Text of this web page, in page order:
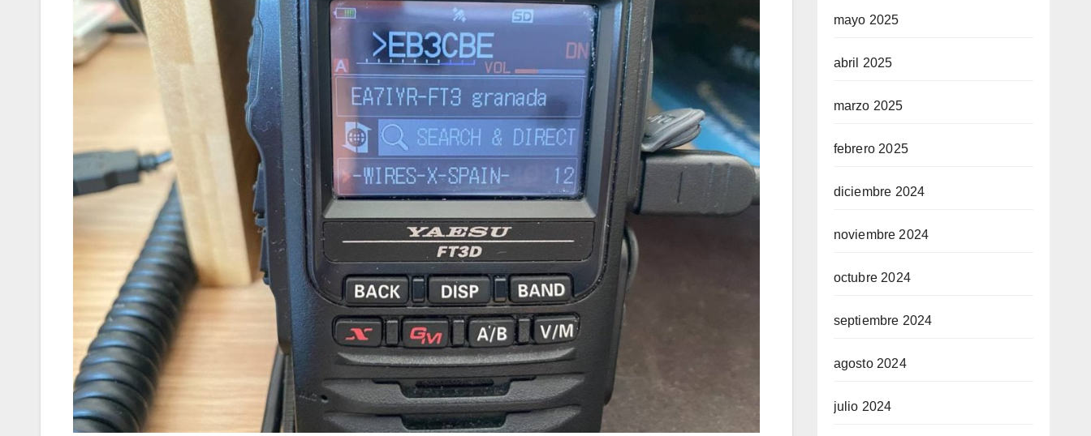
mayo 2025
abril 2025
marzo 2025
febrero 2025
diciembre 2024
noviembre 2024
octubre 2024
septiembre 2024
agosto 2024
julio 2024